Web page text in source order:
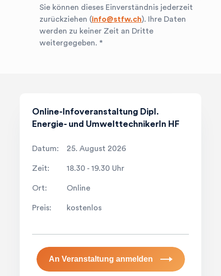
Sie können dieses Einverständnis jederzeit
zurückziehen (info@stfw.ch). Ihre Daten
werden zu keiner Zeit an Dritte
weitergegeben. *
Online-Infoveranstaltung Dipl.
Energie- und UmwelttechnikerIn HF
Datum: 25. August 2026
Zeit: 18.30 - 19.30 Uhr
Ort: Online
Preis: kostenlos
An Veranstaltung anmelden
Ihre Suche...